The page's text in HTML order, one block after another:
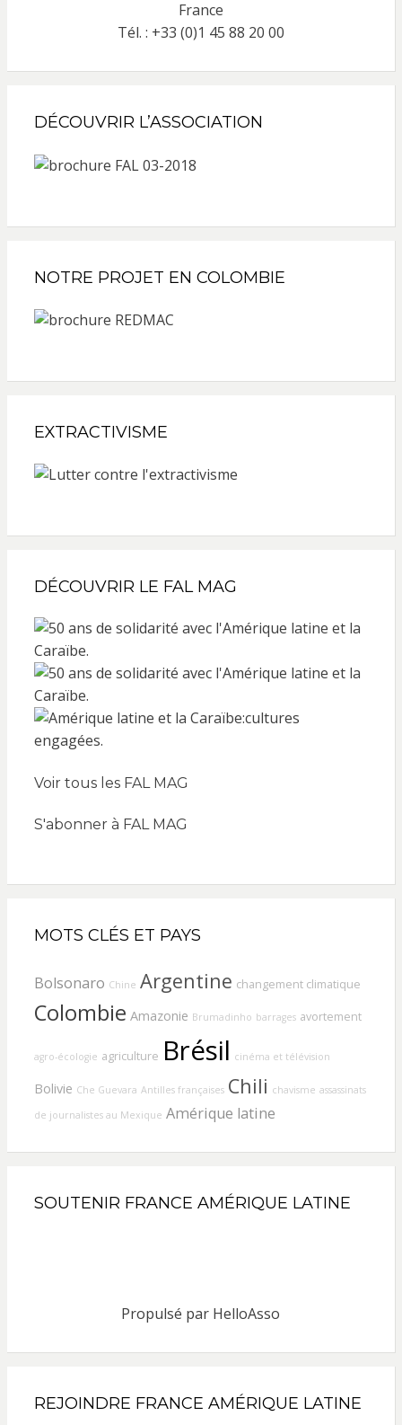
France
Tél. : +33 (0)1 45 88 20 00
DÉCOUVRIR L’ASSOCIATION
NOTRE PROJET EN COLOMBIE
EXTRACTIVISME
DÉCOUVRIR LE FAL MAG
Voir tous les FAL MAG
S'abonner à FAL MAG
MOTS CLÉS ET PAYS
Bolsonaro Chine Argentine changement climatique
Colombie Amazonie Brumadinho barrages avortement
agro-écologie agriculture Brésil cinéma et télévision
Bolivie Che Guevara Antilles françaises Chili chavisme assassinats
de journalistes au Mexique Amérique latine
SOUTENIR FRANCE AMÉRIQUE LATINE
Propulsé par HelloAsso
REJOINDRE FRANCE AMÉRIQUE LATINE